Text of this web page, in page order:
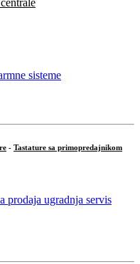
- Tastature sa primopredajnikom